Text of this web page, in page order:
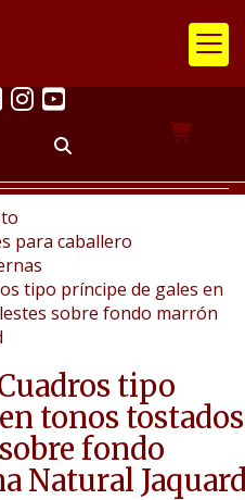
para caballero
tipo príncipe de gales en
sobre fondo marrón
tipo
tonos tostados
fondo
Natural